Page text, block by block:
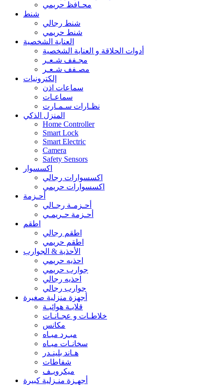
محـافظ حريمي
شنط
شنط رجالي
شنط حريمي
العناية الشخصية
أدوات الحلاقة و العناية الشخصية
مجـفف شـعـر
مصـفف شـعـر
إلكترونيات
سماعات اذن
سماعـات
نظـارات سـمـارت
المنزل الذكي
Home Controller
Smart Lock
Smart Electric
Camera
Safety Sensors
اكسسوار
اكسسوارات رجالي
اكسسوارات حريمي
أحـزمة
أحـزمـة رجـالي
أحـزمة حـريمـي
اطقم
اطقم رجالي
اطقم حريمي
الأحذية & الجوارب
احذيه حريمي
جوارب حريمي
احذيه رجالي
جوارب رجالي
أجهزة منزلية صغيرة
قلايـة هوائيـة
خلاطـات و عجـانـات
مكانس
مبـرد ميـاه
سخانـات ميـاه
هـاند بلينـدر
شفاطات
ميكرويـف
أجهـزة منـزلية كبيرة